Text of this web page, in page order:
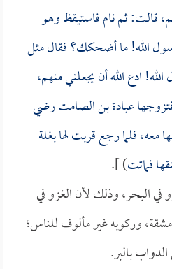
قالت: ثم نام فاستيقظ وهو
الله! ما أضحكك؟ فقال مثل
ادع الله أن يجعلني منهم،
عبادة بن الصامترضي
معه، فلما رجع قربت لها بغلة
فماتت) ].
البحر، وذلك لأن الغزو في
وركوبه غير مألوف للناس؛
بالبر.